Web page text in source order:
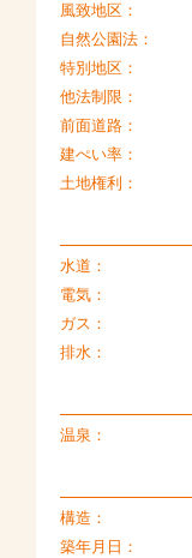
風致地区：
自然公園法：
特別地区：
他法制限：
前面道路：
建ぺい率：
土地権利：
水道：
電気：
ガス：
排水：
温泉：
構造：
築年月日：